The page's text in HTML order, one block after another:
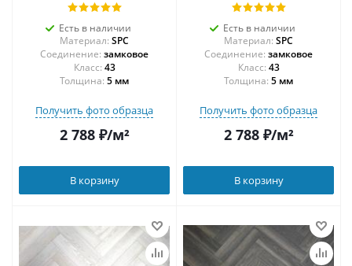
Есть в наличии
Материал: SPC
Соединение: замковое
43
Толщина: 5 мм
Получить фото образца
2 788₽/м²
В корзину
Есть в наличии
Материал: SPC
Соединение: замковое
43
Толщина: 5 мм
Получить фото образца
2 788₽/м²
В корзину